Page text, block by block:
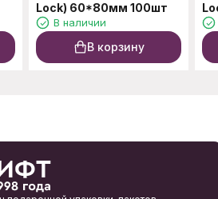
Lock) 60*80мм 100шт
В наличии
В корзину